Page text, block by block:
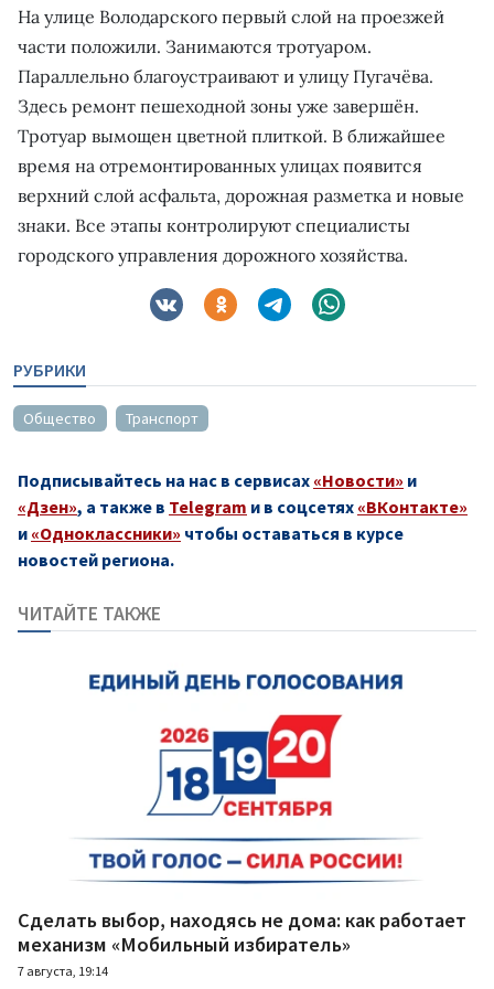
На улице Володарского первый слой на проезжей
части положили. Занимаются тротуаром.
Параллельно благоустраивают и улицу Пугачёва.
Здесь ремонт пешеходной зоны уже завершён.
Тротуар вымощен цветной плиткой. В ближайшее
время на отремонтированных улицах появится
верхний слой асфальта, дорожная разметка и новые
знаки. Все этапы контролируют специалисты
городского управления дорожного хозяйства.
РУБРИКИ
Общество Транспорт
Подписывайтесь на нас в сервисах «Новости» и
«Дзен», а также в Telegram и в соцсетях «ВКонтакте»
и «Одноклассники» чтобы оставаться в курсе
новостей региона.
ЧИТАЙТЕ ТАКЖЕ
Сделать выбор, находясь не дома: как работает
механизм «Мобильный избиратель»
7 августа, 19:14